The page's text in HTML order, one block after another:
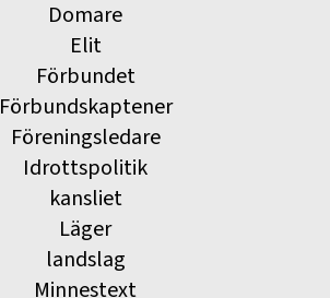
Domare
Elit
Förbundet
Förbundskaptener
Föreningsledare
Idrottspolitik
kansliet
Läger
landslag
Minnestext